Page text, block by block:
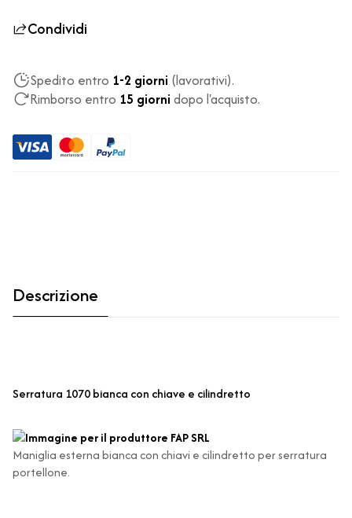
Condividi
Spedito entro 1-2 giorni (lavorativi).
Rimborso entro 15 giorni dopo l'acquisto.
Descrizione
Serratura 1070 bianca con chiave e cilindretto
Maniglia esterna bianca con chiavi e cilindretto per serratura
portellone.